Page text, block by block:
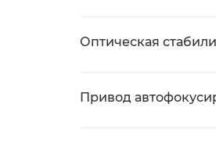
Оптическая
Привод